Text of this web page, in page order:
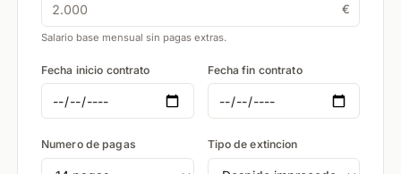
€
Salario base mensual sin pagas extras.
Fecha inicio contrato Fecha fin contrato
Numero de pagas Tipo de extincion